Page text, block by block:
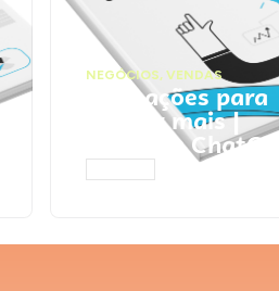
NEGÓCIOS, VENDAS
Faça ações para
vender mais |
Prompts ChatGPT